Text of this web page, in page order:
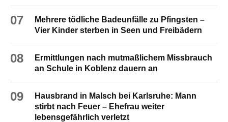
07
Mehrere tödliche Badeunfälle zu Pfingsten –
Vier Kinder sterben in Seen und Freibädern
08
Ermittlungen nach mutmaßlichem Missbrauch
an Schule in Koblenz dauern an
09
Hausbrand in Malsch bei Karlsruhe: Mann
stirbt nach Feuer – Ehefrau weiter
lebensgefährlich verletzt